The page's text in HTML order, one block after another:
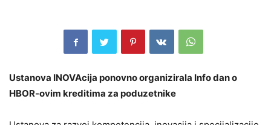
Ustanova INOVAcija ponovno organizirala Info dan o
HBOR-ovim kreditima za poduzetnike